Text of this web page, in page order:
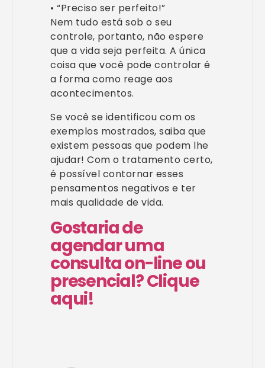
• “Preciso ser perfeito!”
Nem tudo está sob o seu
controle, portanto, não espere
que a vida seja perfeita. A única
coisa que você pode controlar é
a forma como reage aos
acontecimentos.
Se você se identificou com os
exemplos mostrados, saiba que
existem pessoas que podem lhe
ajudar! Com o tratamento certo,
é possível contornar esses
pensamentos negativos e ter
mais qualidade de vida.
Gostaria de
agendar uma
consulta on-line ou
presencial? Clique
aqui!